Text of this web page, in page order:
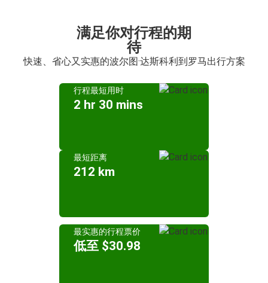
满足你对行程的期
待
快速、省心又实惠的波尔图·达斯科利到罗马出行方案
行程最短用时
2 hr 30 mins
最短距离
212 km
最实惠的行程票价
低至 $30.98